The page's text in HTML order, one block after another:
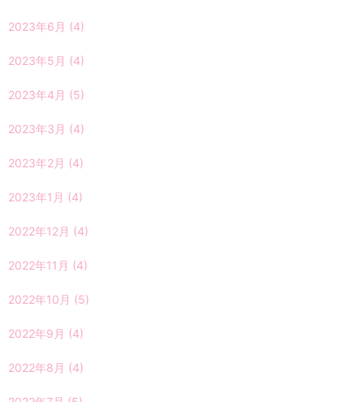
2023年6月 (4)
2023年5月 (4)
2023年4月 (5)
2023年3月 (4)
2023年2月 (4)
2023年1月 (4)
2022年12月 (4)
2022年11月 (4)
2022年10月 (5)
2022年9月 (4)
2022年8月 (4)